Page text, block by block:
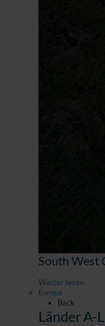
South West
Weiter lesen
Europa
Back
Länder A-L